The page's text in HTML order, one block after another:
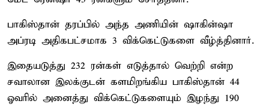
பாகிஸ்தான் தரப்பில் அந்த அணியின் ஷாகின்ஷா
அப்ரடி அதிகபட்சமாக 3 விக்கெட்டுகளை வீழ்த்தினார்.
இதையடுத்து 232 ரன்கள் எடுத்தால் வெற்றி என்ற
சவாலான இலக்குடன் களமிறங்கிய பாகிஸ்தான் 44
ஓவரில் அனைத்து விக்கெட்டுகளையும் இழந்து 190